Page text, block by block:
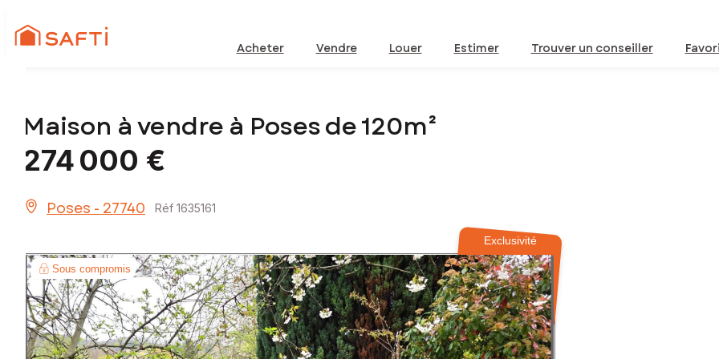
Acheter Vendre Louer Estimer Trouver un conseiller
Maison à vendre à Poses de 120m²
274 000 €
Poses - 27740 Réf 1635161
Exclusivité
Sous compromis